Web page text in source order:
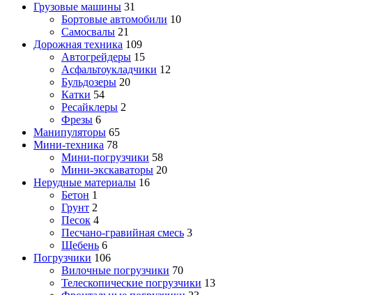
Грузовые машины 31
Бортовые автомобили 10
Самосвалы 21
Дорожная техника 109
Автогрейдеры 15
Асфальтоукладчики 12
Бульдозеры 20
Катки 54
Ресайклеры 2
Фрезы 6
Манипуляторы 65
Мини-техника 78
Мини-погрузчики 58
Мини-экскаваторы 20
Нерудные материалы 16
Бетон 1
Грунт 2
Песок 4
Песчано-гравийная смесь 3
Щебень 6
Погрузчики 106
Вилочные погрузчики 70
Телескопические погрузчики 13